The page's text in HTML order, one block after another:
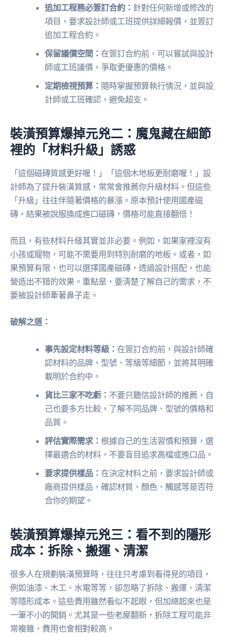
追加工程務必簽訂合約： 針對任何新增或修改的
項目，要求設計師或工班提供詳細報價，並簽訂
追加工程合約。
保留議價空間：在簽訂合約前，可以嘗試與設計
師或工班議價，爭取更優惠的價格。
定期檢視預算： 隨時掌握預算執行情況，並與設
計師或工班確認，避免超支。
裝潢預算爆掉元兇二：魔鬼藏在細節
裡的「材料升級」誘惑
「這個磁磚質感更好喔！」「這個木地板更耐磨喔！」設
計師為了提升裝潢質感，常常會推薦你升級材料。但這些
「升級」往往伴隨著價格的暴漲。原本預計使用國產磁
磚，結果被說服換成進口磁磚，價格可能直接翻倍！
而且，有些材料升級其實並非必要。例如，如果家裡沒有
小孩或寵物，可能不需要用到特別耐磨的地板。或者，如
果預算有限，也可以選擇國產磁磚，透過設計搭配，也能
營造出不錯的效果。重點是，要清楚了解自己的需求，不
要被設計師牽著鼻子走。
破解之道：
事先設定材料等級：在簽訂合約前，與設計師確
認材料的品牌、型號、等級等細節，並將其明確
載明於合約中。
貨比三家不吃虧： 不要只聽信設計師的推薦，自
己也要多方比較，了解不同品牌、型號的價格和
品質。
評估實際需求：根據自己的生活習慣和預算，選
擇最適合的材料，不要盲目追求高檔或進口品。
要求提供樣品：在決定材料之前，要求設計師或
廠商提供樣品，確認材質、顏色、觸感等是否符
合你的期望。
裝潢預算爆掉元兇三：看不到的隱形
成本：拆除、搬運、清潔
很多人在規劃裝潢預算時，往往只考慮到看得見的項目，
例如油漆、木工、水電等等，卻忽略了拆除、搬運、清潔
等隱形成本。這些費用雖然看似不起眼，但加總起來也是
一筆不小的開銷。尤其是一些老屋翻新，拆除工程可能非
常複雜，費用也會相對較高。